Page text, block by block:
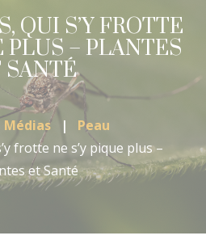
QUI S’Y FROTTE
PLUS – PLANTES
SANTÉ
Médias
Peau
frotte ne s’y pique plus –
et Santé